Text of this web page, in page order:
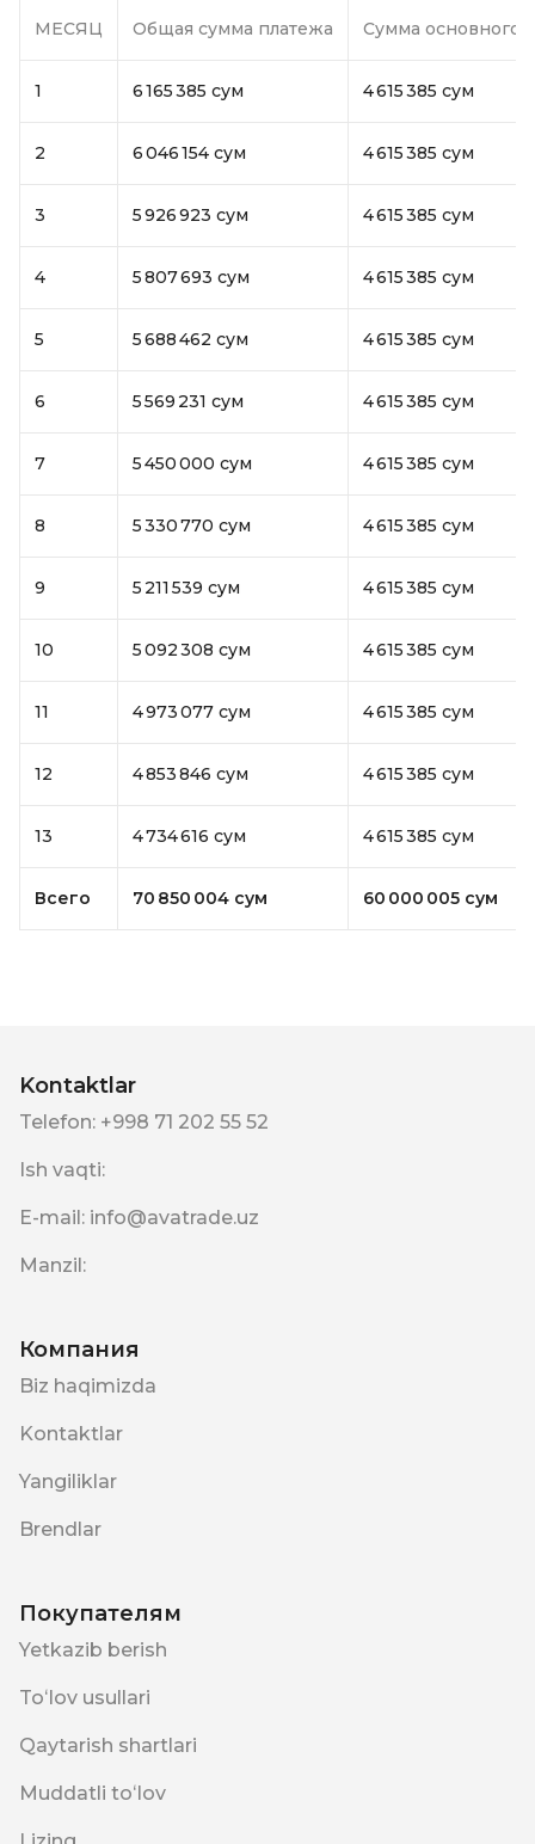
МЕСЯЦ Общая сумма платежа Сумма основного
1 6 165 385 сум 4 615 385 сум
2 6 046 154 сум 4 615 385 сум
3 5 926 923 сум 4 615 385 сум
4 5 807 693 сум 4 615 385 сум
5 5 688 462 сум 4 615 385 сум
6 5 569 231 сум 4 615 385 сум
7 5 450 000 сум 4 615 385 сум
8 5 330 770 сум 4 615 385 сум
9 5 211 539 сум 4 615 385 сум
10 5 092 308 сум 4 615 385 сум
11 4 973 077 сум 4 615 385 сум
12 4 853 846 сум 4 615 385 сум
13 4 734 616 сум 4 615 385 сум
Всего 70 850 004 сум 60 000 005 сум
Kontaktlar
Telefon: +998 71 202 55 52
Ish vaqti:
E-mail: info@avatrade.uz
Manzil:
Компания
Biz haqimizda
Kontaktlar
Yangiliklar
Brendlar
Покупателям
Yetkazib berish
Toʻlov usullari
Qaytarish shartlari
Muddatli toʻlov